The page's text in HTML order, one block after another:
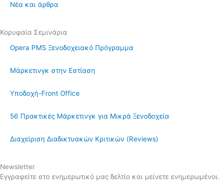
Νέα και άρθρα
Κορυφαία Σεμινάρια
Opera PMS Ξενοδοχειακό Πρόγραμμα
Μάρκετινγκ στην Εστίαση
Υποδοχή-Front Office
56 Πρακτικές Μάρκετινγκ για Μικρά Ξενοδοχεία
Διαχείριση Διαδικτυακών Κριτικών (Reviews)
Newsletter
Εγγραφείτε στο ενημερωτικό μας δελτίο και μείνετε ενημερωμένοι.